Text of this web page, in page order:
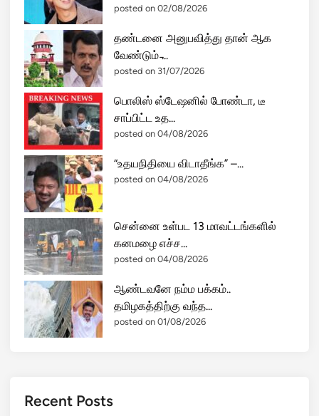
posted on 02/08/2026
தண்டனை அனுபவித்து தான் ஆக
வேண்டும் ̵...
posted on 31/07/2026
பொலிஸ் ஸ்டேஷனில் போண்டா, டீ
சாப்பிட்ட உத...
posted on 04/08/2026
“உதயநிதியை விடாதீங்க” –...
posted on 04/08/2026
சென்னை உள்பட 13 மாவட்டங்களில்
கனமழை எச்ச...
posted on 04/08/2026
ஆண்டவனே நம்ம பக்கம்..
தமிழகத்திற்கு வந்த...
posted on 01/08/2026
Recent Posts